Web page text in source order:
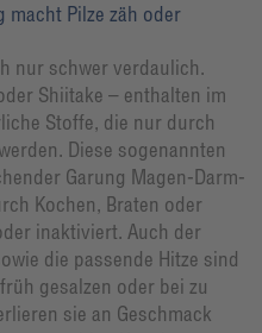
macht Pilze zäh oder
nur schwer verdaulich.
Shiitake – enthalten im
Stoffe, die nur durch
Diese sogenannten
Garung Magen-Darm-
Kochen, Braten oder
inaktiviert. Auch der
die passende Hitze sind
gesalzen oder bei zu
sie an Geschmack